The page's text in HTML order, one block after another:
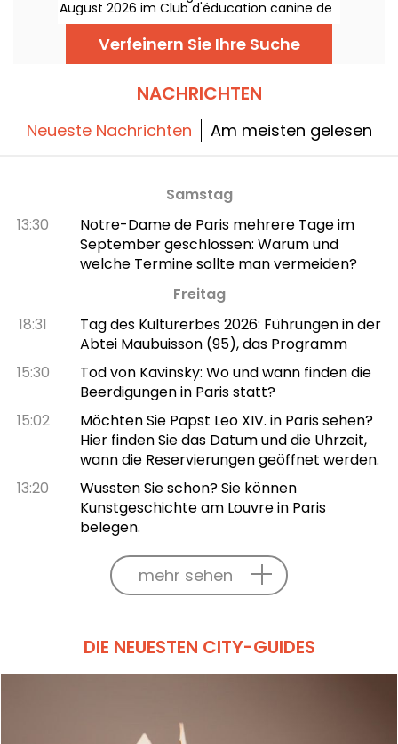
August 2026 im Club d'éducation canine de
Vaux le Pénil statt, anlässlich der neuen
Ausgabe der Nächte der Sterne.
Verfeinern Sie Ihre Suche
NACHRICHTEN
Neueste Nachrichten Am meisten gelesen
Samstag
13:30
Notre-Dame de Paris mehrere Tage im
September geschlossen: Warum und
welche Termine sollte man vermeiden?
Freitag
18:31
Tag des Kulturerbes 2026: Führungen in der
Abtei Maubuisson (95), das Programm
15:30
Tod von Kavinsky: Wo und wann finden die
Beerdigungen in Paris statt?
15:02
Möchten Sie Papst Leo XIV. in Paris sehen?
Hier finden Sie das Datum und die Uhrzeit,
wann die Reservierungen geöffnet werden.
13:20
Wussten Sie schon? Sie können
Kunstgeschichte am Louvre in Paris
belegen.
mehr sehen
DIE NEUESTEN CITY-GUIDES